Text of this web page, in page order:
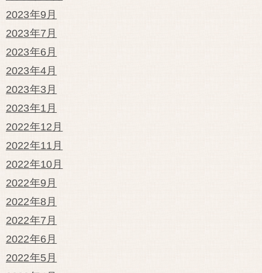
2023年9月
2023年7月
2023年6月
2023年4月
2023年3月
2023年1月
2022年12月
2022年11月
2022年10月
2022年9月
2022年8月
2022年7月
2022年6月
2022年5月